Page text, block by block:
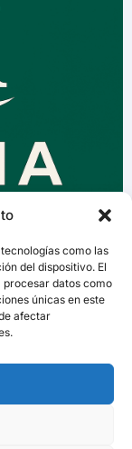
como las
del dispositivo. El
datos como
únicas en este
afectar